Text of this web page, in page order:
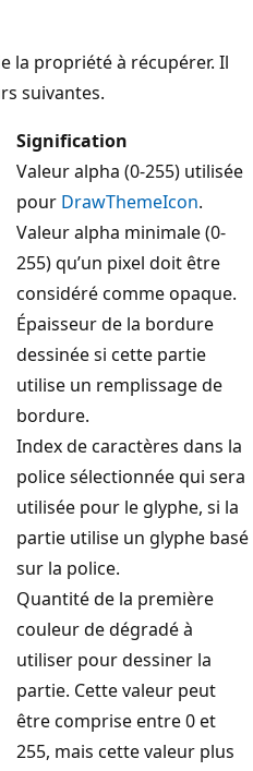
la propriété à récupérer. Il
suivantes.
Signification
Valeur alpha (0-255) utilisée
pour DrawThemeIcon.
Valeur alpha minimale (0-
255) qu’un pixel doit être
considéré comme opaque.
Épaisseur de la bordure
dessinée si cette partie
utilise un remplissage de
bordure.
Index de caractères dans la
police sélectionnée qui sera
utilisée pour le glyphe, si la
partie utilise un glyphe basé
sur la police.
Quantité de la première
couleur de dégradé à
utiliser pour dessiner la
partie. Cette valeur peut
être comprise entre 0 et
255, mais cette valeur plus